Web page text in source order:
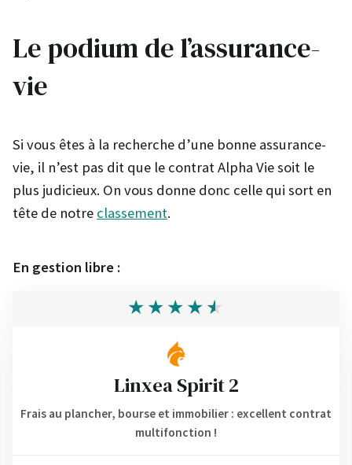
Le podium de l’assurance-
vie
Si vous êtes à la recherche d’une bonne assurance-
vie, il n’est pas dit que le contrat Alpha Vie soit le
plus judicieux. On vous donne donc celle qui sort en
tête de notre classement.
En gestion libre :
Linxea Spirit 2
Frais au plancher, bourse et immobilier : excellent contrat
multifonction !